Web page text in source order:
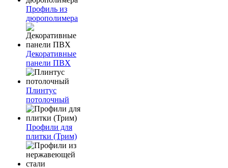
Профиль из
дюрополимера
Декоративные
панели ПВХ
Плинтус
потолочный
Профили для
плитки (Трим)